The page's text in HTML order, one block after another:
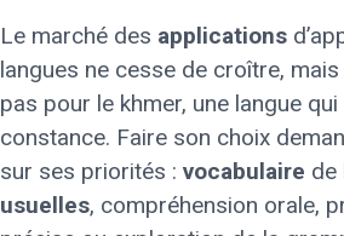
Le marché des applications
langues ne cesse de croître,
pas pour le khmer, une langue
constance. Faire son choix
sur ses priorités : vocabulaire de
usuelles, compréhension orale,